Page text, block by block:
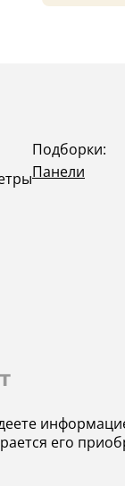
Подборки:
Панели
его